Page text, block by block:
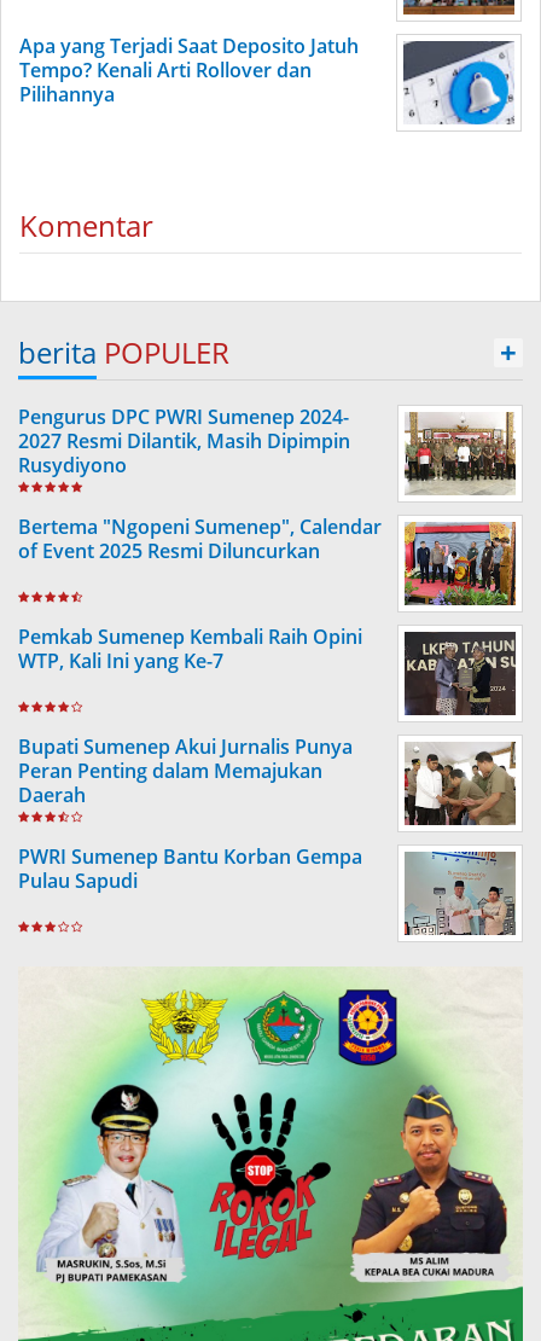
Apa yang Terjadi Saat Deposito Jatuh
Tempo? Kenali Arti Rollover dan
Pilihannya
Komentar
berita POPULER +
Pengurus DPC PWRI Sumenep 2024-
2027 Resmi Dilantik, Masih Dipimpin
Rusydiyono
Bertema "Ngopeni Sumenep", Calendar
of Event 2025 Resmi Diluncurkan
Pemkab Sumenep Kembali Raih Opini
WTP, Kali Ini yang Ke-7
Bupati Sumenep Akui Jurnalis Punya
Peran Penting dalam Memajukan
Daerah
PWRI Sumenep Bantu Korban Gempa
Pulau Sapudi